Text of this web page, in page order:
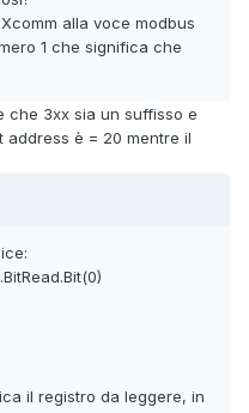
alla voce modbus
1 che significa che
che 3xx sia un suffisso e
è = 20 mentre il
il registro da leggere, in